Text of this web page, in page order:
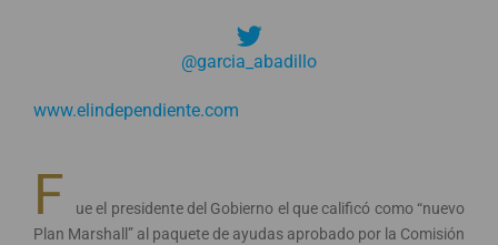
@garcia_abadillo
www.elindependiente.com
F
ue el presidente del Gobierno el que calificó como “nuevo
Plan Marshall” al paquete de ayudas aprobado por la Comisión